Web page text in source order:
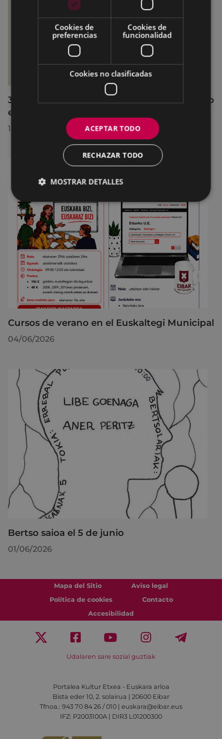
36 jóvenes de Debabarrena han participado
en el curso de monitor/a de tiempo libre
10/07/2026
Cursos de verano en el Euskaltegi Municipal
04/06/2026
Bertso saioa el 5 de junio
01/06/2026
Mapa del Sitio
Aviso legal
Política de cookies
Contacto
Accesibilidad
Udalaren sare sozial guztiak
Portalea Kultur Etxea - Euskara arloa
Bista eder 10, 2. solairua | 20600 Eibar
Tfnoa.: 943 70 84 26 / 010 | euskara@eibar.eus
IFZ: P2003100A | DIR3 L01200300
Cookies de
preferencias
Cookies de
funcionalidad
Cookies no clasificadas
ACEPTAR TODO
RECHAZAR TODO
MOSTRAR DETALLES